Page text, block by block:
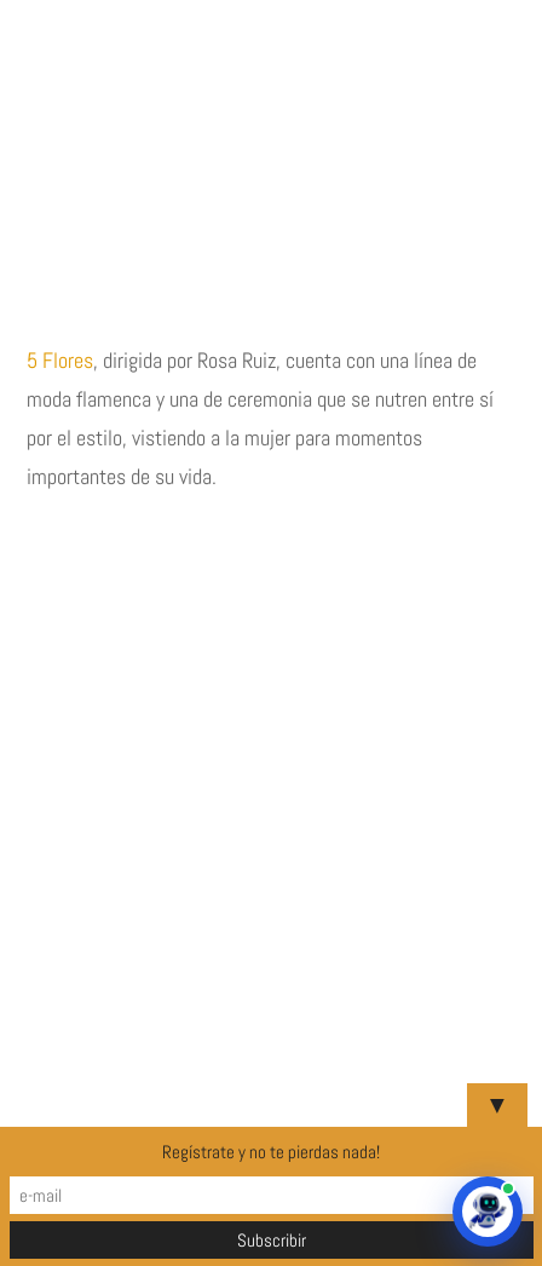
▼
Regístrate y no te pierdas nada!